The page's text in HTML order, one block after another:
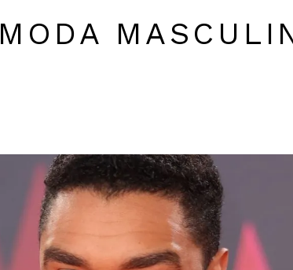
MODA